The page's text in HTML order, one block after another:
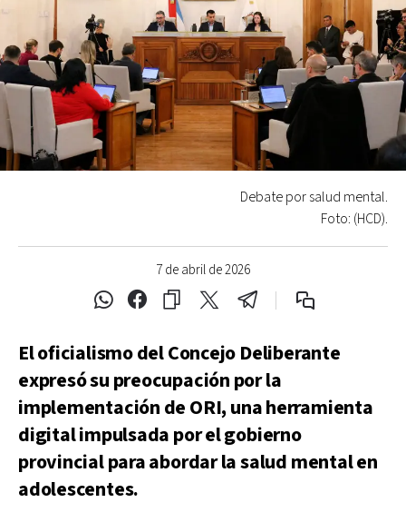
7 de abril de 2026
Debate por salud mental.
Foto: (HCD).
El oficialismo del Concejo Deliberante
expresó su preocupación por la
implementación de ORI, una herramienta
digital impulsada por el gobierno
provincial para abordar la salud mental en
adolescentes.